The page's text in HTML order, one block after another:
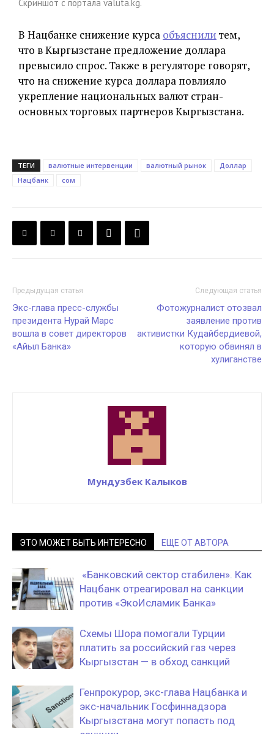
Скриншот с портала valuta.kg.
В Нацбанке снижение курса объяснили тем,
что в Кыргызстане предложение доллара
превысило спрос. Также в регуляторе говорят,
что на снижение курса доллара повлияло
укрепление национальных валют стран-
основных торговых партнеров Кыргызстана.
ТЕГИ валютные интервенции валютный рынок
Доллар
Нацбанк
сом
Предыдущая статья
Экс-глава пресс-службы
президента Нурай Марс
вошла в совет директоров
«Айыл Банка»
Следующая статья
Фотожурналист отозвал
заявление против
активистки Кудайбердиевой,
которую обвинял в
хулиганстве
Мундузбек Калыков
ЭТО МОЖЕТ БЫТЬ ИНТЕРЕСНО ЕЩЕ ОТ АВТОРА
«Банковский сектор стабилен». Как
Нацбанк отреагировал на санкции
против «ЭкоИсламик Банка»
Схемы Шора помогали Турции
платить за российский газ через
Кыргызстан — в обход санкций
Генпрокурор, экс-глава Нацбанка и
экс-начальник Госфиннадзора
Кыргызстана могут попасть под